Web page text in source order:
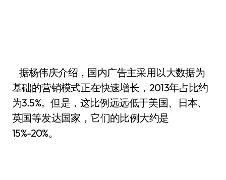
据杨伟庆介绍，国内广告主采用以大数据为
基础的营销模式正在快速增长，2013年占比约
为3.5%。但是，这比例远远低于美国、日本、
英国等发达国家，它们的比例大约是
15%-20%。